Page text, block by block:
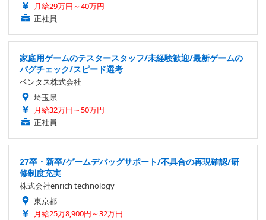
月給29万円～40万円
正社員
家庭用ゲームのテスタースタッフ/未経験歓迎/最新ゲームの
バグチェック/スピード選考
ベンタス株式会社
埼玉県
月給32万円～50万円
正社員
27卒・新卒/ゲームデバッグサポート/不具合の再現確認/研
修制度充実
株式会社enrich technology
東京都
月給25万8,900円～32万円